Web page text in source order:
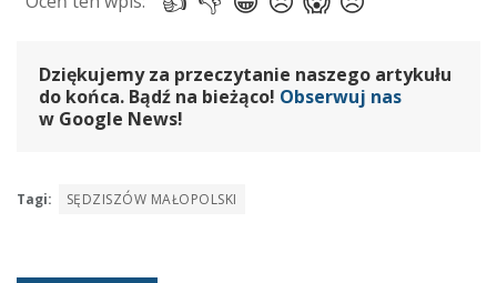
Dziękujemy za przeczytanie naszego artykułu
do końca. Bądź na bieżąco! Obserwuj nas
w Google News!
Tagi: SĘDZISZÓW MAŁOPOLSKI